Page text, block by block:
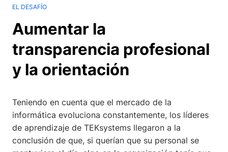
EL DESAFÍO
Aumentar la
transparencia profesional
y la orientación
Teniendo en cuenta que el mercado de la
informática evoluciona constantemente, los líderes
de aprendizaje de TEKsystems llegaron a la
conclusión de que, si querían que su personal se